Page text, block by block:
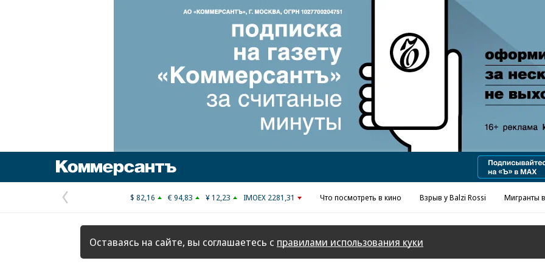
Реклама в «Ъ» www.kommersant.ru/ad
Предыдущая
страница
$ 82,16 € 94,83 ¥ 12,23 IMOEX 2281,31 Что посмотреть в кино Взрыв у Balzi Rossi Мигранты
Оставаясь на сайте, вы соглашаетесь с правилами использования куки